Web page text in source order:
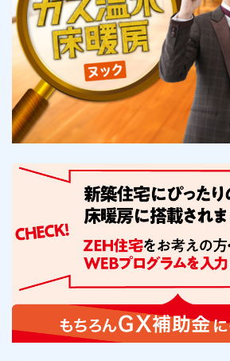
一般料金
「大阪ガスの都市ガス」への切
「大阪ガスの電気」が選ばれる理
電気料金メニュー
お手続きから使用開始までの流れ
まとめプラン紹介
ガスと電気の 使用開始
の
ガスと電気の 使用中止
工事・開通までの流れ
通信速度測定
まとめプラン紹介
簡単プラン診断
インターネットのお申込
キッチン
ガスコンロ
ガス炊飯器
ガスオーブン
レンジフード
食器洗い乾燥機
バス・洗面
ガス給湯器
ガス温水浴室暖房乾燥機
「カワック・ミストカワック」
乾太くん
リビング・空調
ガスファンヒーター
ガス温水床暖房「ヌック」
取替用ガスコンセント
ガス栓の増設 プラスライン
発電・省エネ
エネファーム
太陽光発電
スマイルーフ
警報器・消火器
ぴこぴこ・スマぴこ・けむぴこ
修理
故障診断
エラーコード診断
取扱説明書を探す
お近くのガスのお店
定額サービス
らく得リース
らく得保証
ほっ得定額
機器・修理お申込み
リフォーム・リノベーション
リフォーム・リノベーション トッ
住ミカタ・リフォーム
リノベーション「マイリノ」
安心・安全
住ミカタ・サービス
ホームセキュリティ
みるぴこ
便利・おトク
スマイLINK
FitDish
めちゃとクーポン
プリゼロ
関西おでかけ納税
お手続き・サポート
お手続き一覧
お客さまサポート
お問い合わせ
お引越しの手続き
ショールーム Daigas
総合TOP 業務用・産業用のお客さま